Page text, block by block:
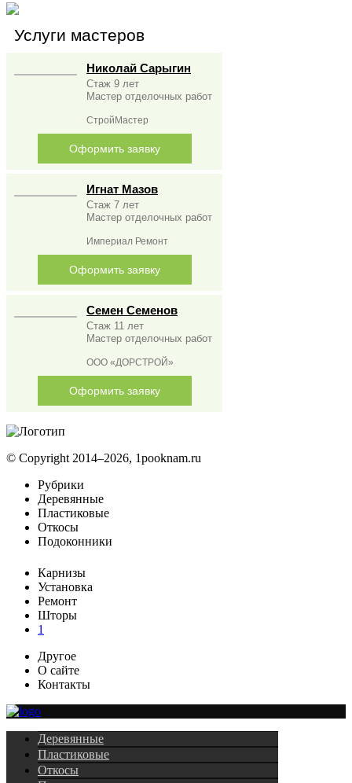
Услуги мастеров
Николай Сарыгин
Стаж 9 лет
Мастер отделочных работ
СтройМастер
Оформить заявку
Игнат Мазов
Стаж 7 лет
Мастер отделочных работ
Империал Ремонт
Оформить заявку
Семен Семенов
Стаж 11 лет
Мастер отделочных работ
ООО «ДОРСТРОЙ»
Оформить заявку
© Copyright 2014–2026, 1pooknam.ru
Рубрики
Деревянные
Пластиковые
Откосы
Подоконники
Карнизы
Установка
Ремонт
Шторы
1
Другое
О сайте
Контакты
Деревянные
Пластиковые
Откосы